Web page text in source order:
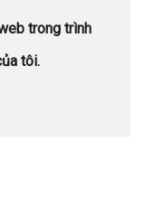
trong trình
tôi.